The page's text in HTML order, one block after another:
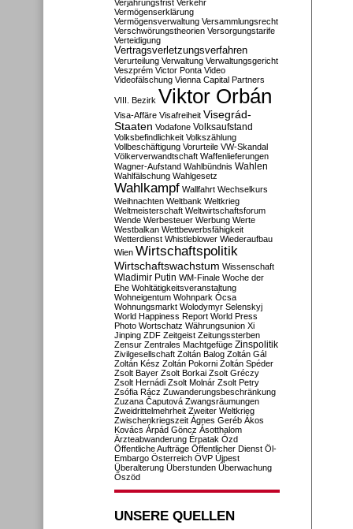
Verjährungsfrist Verkehr
Vermögenserklärung
Vermögensverwaltung Versammlungsrecht
Verschwörungstheorien Versorgungstarife
Verteidigung
Vertragsverletzungsverfahren
Verurteilung Verwaltung Verwaltungsgericht
Veszprém Victor Ponta Video
Videofälschung Vienna Capital Partners
VIII. Bezirk Viktor Orbán
Visa-Affäre Visafreiheit Visegrád-
Staaten Vodafone Volksaufstand
Volksbefindlichkeit Volkszählung
Vollbeschäftigung Vorurteile VW-Skandal
Völkerverwandtschaft Waffenlieferungen
Wagner-Aufstand Wahlbündnis Wahlen
Wahlfälschung Wahlgesetz
Wahlkampf Wallfahrt Wechselkurs
Weihnachten Weltbank Weltkrieg
Weltmeisterschaft Weltwirtschaftsforum
Wende Werbesteuer Werbung Werte
Westbalkan Wettbewerbsfähigkeit
Wetterdienst Whistleblower Wiederaufbau
Wien Wirtschaftspolitik
Wirtschaftswachstum Wissenschaft
Wladimir Putin WM-Finale Woche der
Ehe Wohltätigkeitsveranstaltung
Wohneigentum Wohnpark Ócsa
Wohnungsmarkt Wolodymyr Selenskyj
World Happiness Report World Press
Photo Wortschatz Währungsunion Xi
Jinping ZDF Zeitgeist Zeitungssterben
Zensur Zentrales Machtgefüge Zinspolitik
Zivilgesellschaft Zoltán Balog Zoltán Gál
Zoltán Kész Zoltán Pokorni Zoltán Spéder
Zsolt Bayer Zsolt Borkai Zsolt Gréczy
Zsolt Hernádi Zsolt Molnár Zsolt Petry
Zsófia Rácz Zuwanderungsbeschränkung
Zuzana Čaputová Zwangsräumungen
Zweidrittelmehrheit Zweiter Weltkrieg
Zwischenkriegszeit Ágnes Geréb Ákos
Kovács Árpád Göncz Ásotthalom
Ärzteabwanderung Érpatak Ózd
Öffentliche Aufträge Öffentlicher Dienst Öl-
Embargo Österreich ÖVP Újpest
Überalterung Überstunden Überwachung
Őszöd
UNSERE QUELLEN